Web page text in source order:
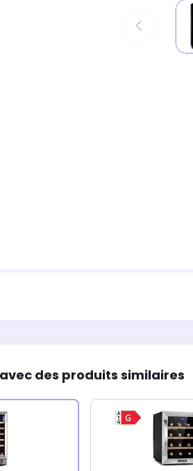
des produits similaires